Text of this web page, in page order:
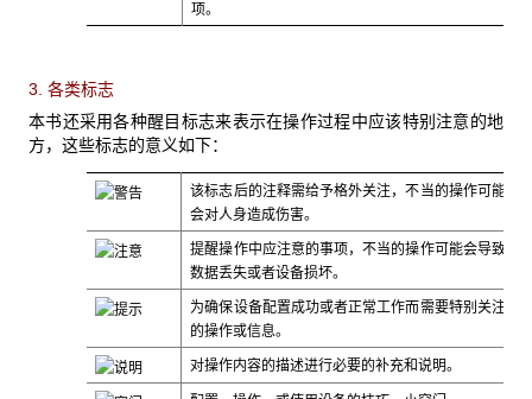
项。
3. 各类标志
本书还采用各种醒目标志来表示在操作过程中应该特别注意的地
方，这些标志的意义如下：
该标志后的注释需给予格外关注，不当的操作可能
会对人身造成伤害。
提醒操作中应注意的事项，不当的操作可能会导致
数据丢失或者设备损坏。
为确保设备配置成功或者正常工作而需要特别关注
的操作或信息。
对操作内容的描述进行必要的补充和说明。